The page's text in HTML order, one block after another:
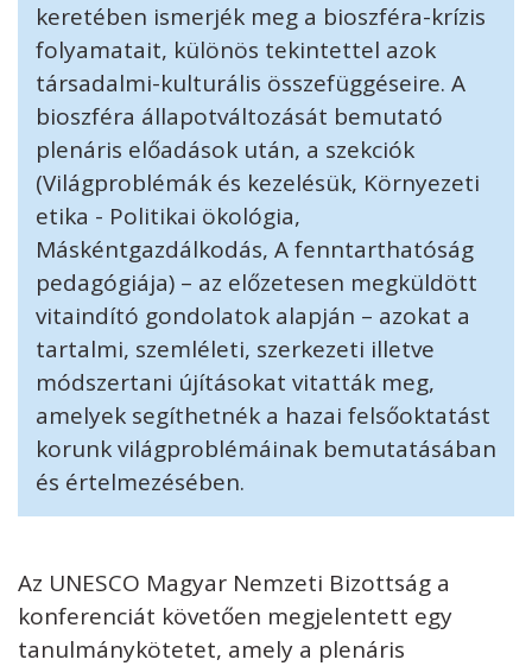
keretében ismerjék meg a bioszféra-krízis
folyamatait, különös tekintettel azok
társadalmi-kulturális összefüggéseire. A
bioszféra állapotváltozását bemutató
plenáris előadások után, a szekciók
(Világproblémák és kezelésük, Környezeti
etika - Politikai ökológia,
Máskéntgazdálkodás, A fenntarthatóság
pedagógiája) – az előzetesen megküldött
vitaindító gondolatok alapján – azokat a
tartalmi, szemléleti, szerkezeti illetve
módszertani újításokat vitatták meg,
amelyek segíthetnék a hazai felsőoktatást
korunk világproblémáinak bemutatásában
és értelmezésében.
Az UNESCO Magyar Nemzeti Bizottság a
konferenciát követően megjelentett egy
tanulmánykötetet, amely a plenáris